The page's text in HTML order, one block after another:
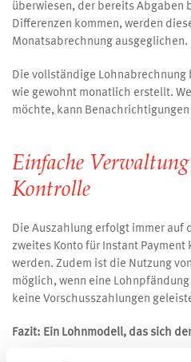
überwiesen, der bereits Abgaben
Differenzen kommen, werden
Monatsabrechnung ausgeglichen.
Die vollständige
wie gewohnt monatlich erstellt.
möchte, kann
Einfache
Kontrolle
Die Auszahlung erfolgt immer auf
zweites Konto für Instant Payment
werden. Zudem ist die Nutzung
möglich, wenn eine
keine Vorschusszahlungen
Fazit: Ein Lohnmodell, das sich